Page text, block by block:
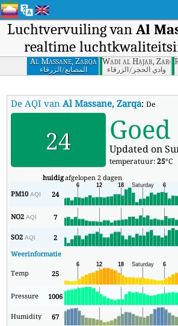
Luchtvervuiling van Al
realtime
Al Massane, Zarqa
اﻟﻤﺼﺎﻧﻊ/اﻟﺰرﻗﺎء
Wadi al Hajar, Zarqa
وادي اﻟﺤﺠﺮ/اﻟﺰرﻗﺎء
De AQI vanAl Massane, Zarqa:De
24 Goed
Updated on
temperatuur:25°C
huidigafgelopen 2 dagen
PM10AQI 24
NO2AQI 7
SO2AQI 2
Weerinformatie
Temp 25
Pressure 1006
Humidity 67